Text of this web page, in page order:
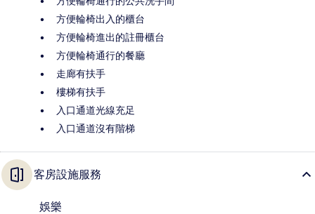
方便輪椅出入的櫃台
方便輪椅進出的註冊櫃台
方便輪椅通行的餐廳
走廊有扶手
樓梯有扶手
入口通道光線充足
入口通道沒有階梯
客房設施服務
娛樂